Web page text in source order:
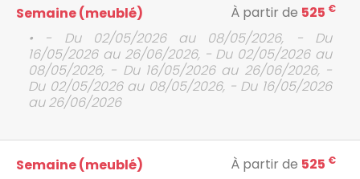
Semaine (meublé) À partir de 525 €
• - Du 02/05/2026 au 08/05/2026, - Du
16/05/2026 au 26/06/2026, - Du 02/05/2026 au
08/05/2026, - Du 16/05/2026 au 26/06/2026, -
Du 02/05/2026 au 08/05/2026, - Du 16/05/2026
au 26/06/2026
Semaine (meublé) À partir de 525 €